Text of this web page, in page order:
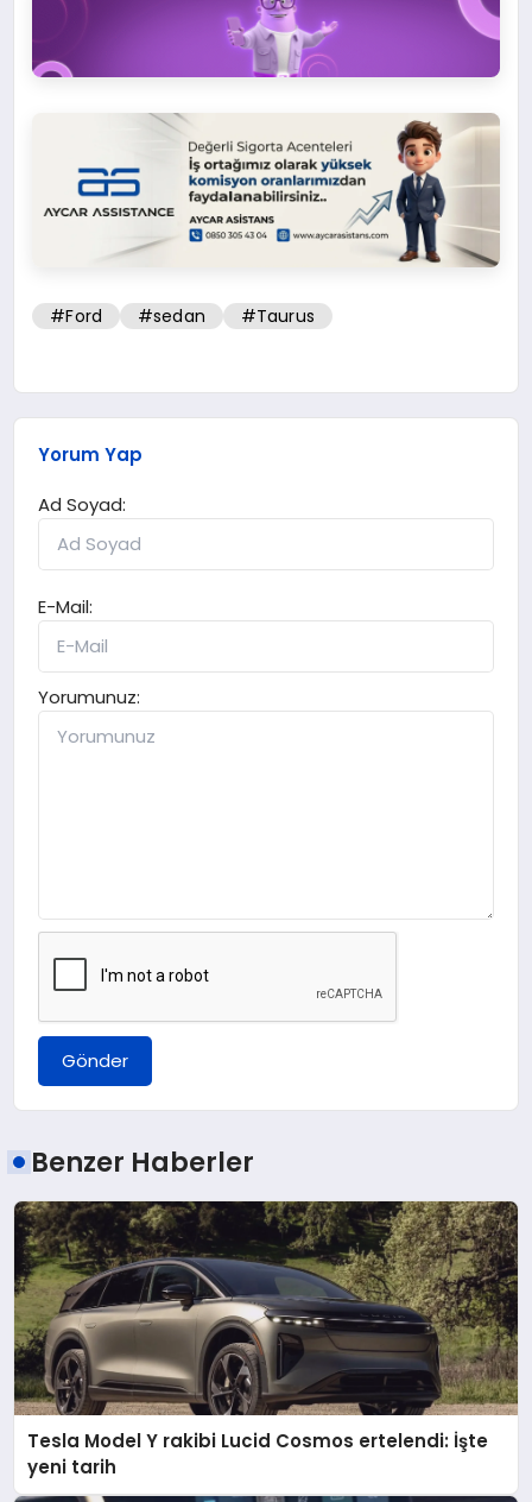
#Ford #sedan #Taurus
Yorum Yap
Ad Soyad:
E-Mail:
Yorumunuz:
Gönder
Benzer Haberler
Tesla Model Y rakibi Lucid Cosmos ertelendi: İşte
yeni tarih